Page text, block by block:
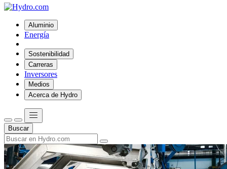
Aluminio
Energía
Sostenibilidad
Carreras
Inversores
Medios
Acerca de Hydro
Buscar